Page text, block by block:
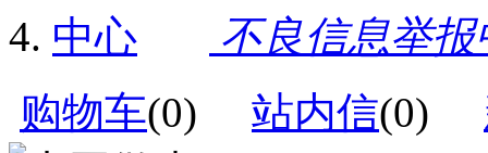
不良信息举报
购物车(0) 站内信(0)